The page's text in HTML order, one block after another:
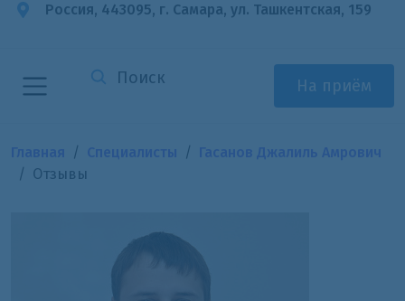
Россия, 443095, г. Самара, ул. Ташкентская, 159
На приём
Отзывы